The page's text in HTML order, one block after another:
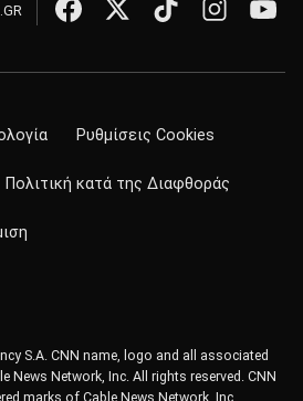
Ρυθμίσεις Cookies
Πολιτική κατά της Διαφθοράς
S.A. CNN name, logo and all associated
News Network, Inc. All rights reserved. CNN